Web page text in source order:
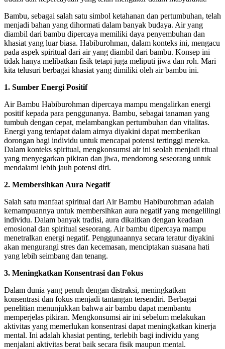
Bambu, sebagai salah satu simbol ketahanan dan pertumbuhan, telah
menjadi bahan yang dihormati dalam banyak budaya. Air yang
diambil dari bambu dipercaya memiliki daya penyembuhan dan
khasiat yang luar biasa. Habiburohman, dalam konteks ini, mengacu
pada aspek spiritual dari air yang diambil dari bambu. Konsep ini
tidak hanya melibatkan fisik tetapi juga meliputi jiwa dan roh. Mari
kita telusuri berbagai khasiat yang dimiliki oleh air bambu ini.
1. Sumber Energi Positif
Air Bambu Habiburohman dipercaya mampu mengalirkan energi
positif kepada para penggunanya. Bambu, sebagai tanaman yang
tumbuh dengan cepat, melambangkan pertumbuhan dan vitalitas.
Energi yang terdapat dalam airnya diyakini dapat memberikan
dorongan bagi individu untuk mencapai potensi tertinggi mereka.
Dalam konteks spiritual, mengkonsumsi air ini seolah menjadi ritual
yang menyegarkan pikiran dan jiwa, mendorong seseorang untuk
mendalami lebih jauh potensi diri.
2. Membersihkan Aura Negatif
Salah satu manfaat spiritual dari Air Bambu Habiburohman adalah
kemampuannya untuk membersihkan aura negatif yang mengelilingi
individu. Dalam banyak tradisi, aura dikaitkan dengan keadaan
emosional dan spiritual seseorang. Air bambu dipercaya mampu
menetralkan energi negatif. Penggunaannya secara teratur diyakini
akan mengurangi stres dan kecemasan, menciptakan suasana hati
yang lebih seimbang dan tenang.
3. Meningkatkan Konsentrasi dan Fokus
Dalam dunia yang penuh dengan distraksi, meningkatkan
konsentrasi dan fokus menjadi tantangan tersendiri. Berbagai
penelitian menunjukkan bahwa air bambu dapat membantu
memperjelas pikiran. Mengkonsumsi air ini sebelum melakukan
aktivitas yang memerlukan konsentrasi dapat meningkatkan kinerja
mental. Ini adalah khasiat penting, terlebih bagi individu yang
menjalani aktivitas berat baik secara fisik maupun mental.